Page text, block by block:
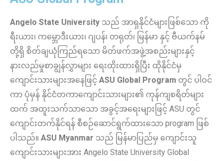
Angelo State University သည် အာရှနိုင်ငံများဖြစ်သော ကို
ရီးယား၊ ကမ္ဘောဒီးယား၊ ဂျပန်၊ တရုတ်၊ မြန်မာ နှင့် ဗီယက်နမ်
တို့ရှိ စိတ်ချယုံကြည်ရသော မိတ်ဖက်အဖွဲ့အစည်းများနှင့်
နားလည်မှုစာချွန်လွှာများ ရေးထိုးထားရှိပြီး ထိုနိုင်ငံမှ
ကျောင်းသားများအနေဖြင့် ASU Global Program တွင် ပါဝင်
ကာ ပုံမှန် နိုင်ငံတကာကျောင်းသားများ၏ ကုန်ကျစရိတ်များ
ထက် အထူးသက်သာသော အခွင့်အရေးများဖြင့် ASU တွင်
ကျောင်းတက်နိုင်ရန် စီစဉ်ဆောင်ရွက်ထားသော program ဖြစ်
ပါသည်။ ASU Myanmar သည် မြန်မာပြည်မှ ကျောင်းသူ
ကျောင်းသားများအား Angelo State University Global